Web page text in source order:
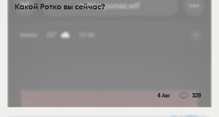
Какой Ротко вы сейчас?
4 Авг 329